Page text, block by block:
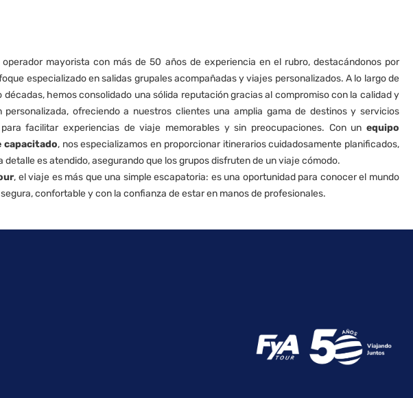
operador mayorista con más de 50 años de experiencia en el rubro, destacándonos por
especializado en salidas grupales acompañadas y viajes personalizados. A lo largo de
décadas, hemos consolidado una sólida reputación gracias al compromiso con la calidad y
personalizada, ofreciendo a nuestros clientes una amplia gama de destinos y servicios
facilitar experiencias de viaje memorables y sin preocupaciones. Con un equipo
capacitado, nos especializamos en proporcionar itinerarios cuidadosamente planificados,
detalle es atendido, asegurando que los grupos disfruten de un viaje cómodo.
, el viaje es más que una simple escapatoria: es una oportunidad para conocer el mundo
confortable y con la confianza de estar en manos de profesionales.